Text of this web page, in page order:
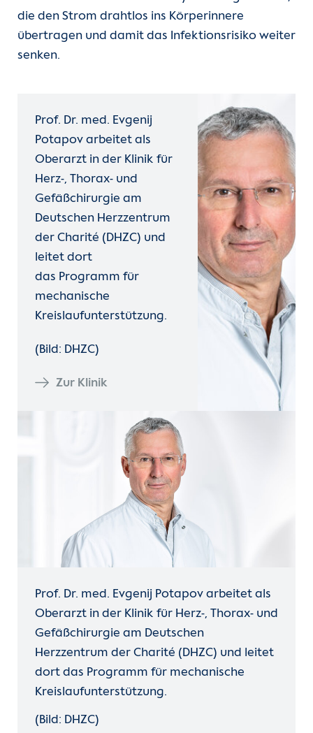
die den Strom drahtlos ins Körperinnere
übertragen und damit das Infektionsrisiko weiter
senken.
Prof. Dr. med. Evgenij
Potapov arbeitet als
Oberarzt in der Klinik für
Herz-, Thorax- und
Gefäßchirurgie am
Deutschen Herzzentrum
der Charité (DHZC) und
leitet dort
das Programm für
mechanische
Kreislaufunterstützung.
(Bild: DHZC)
Zur Klinik
Prof. Dr. med. Evgenij Potapov arbeitet als
Oberarzt in der Klinik für Herz-, Thorax- und
Gefäßchirurgie am Deutschen
Herzzentrum der Charité (DHZC) und leitet
dort das Programm für mechanische
Kreislaufunterstützung.
(Bild: DHZC)